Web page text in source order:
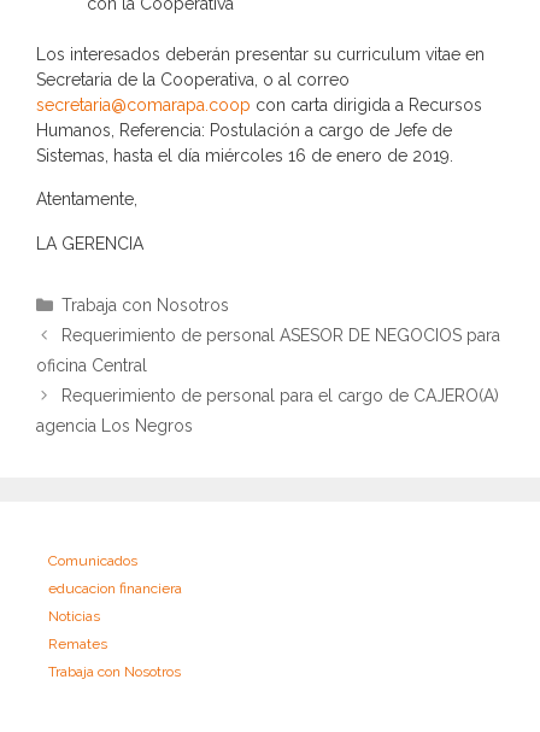
Los interesados deberán presentar su curriculum vitae en
Secretaria de la Cooperativa, o al correo
secretaria@comarapa.coop con carta dirigida a Recursos
Humanos, Referencia: Postulación a cargo de Jefe de
Sistemas, hasta el día miércoles 16 de enero de 2019.
Atentamente,
LA GERENCIA
Categorías
Trabaja con Nosotros
Requerimiento de personal ASESOR DE NEGOCIOS para
oficina Central
Requerimiento de personal para el cargo de CAJERO(A)
agencia Los Negros
Comunicados
educacion financiera
Noticias
Remates
Trabaja con Nosotros